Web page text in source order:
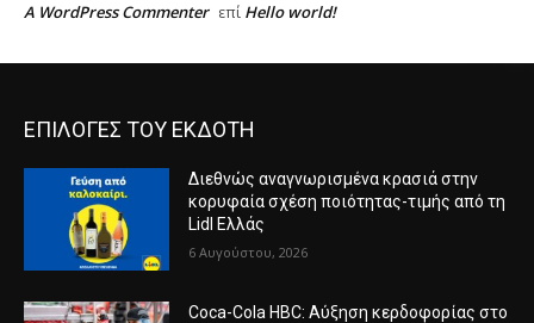
A WordPress Commenter επί Hello world!
ΕΠΙΛΟΓΕΣ ΤΟΥ ΕΚΔΟΤΗ
Διεθνώς αναγνωρισμένα κρασιά στην
κορυφαία σχέση ποιότητας-τιμής από τη
Lidl Ελλάς
6 Αυγούστου, 2026
Coca-Cola HBC: Αύξηση κερδοφορίας στο